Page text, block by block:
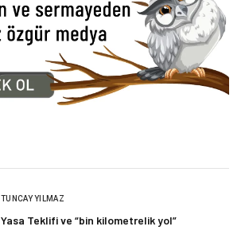
TUNCAY YILMAZ
Yasa Teklifi ve “bin kilometrelik yol”